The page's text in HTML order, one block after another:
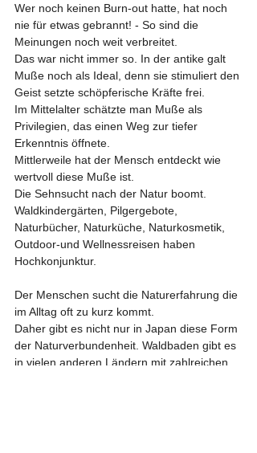
Wer noch keinen Burn-out hatte, hat noch
nie für etwas gebrannt! - So sind die
Meinungen noch weit verbreitet.
Das war nicht immer so. In der antike galt
Muße noch als Ideal, denn sie stimuliert den
Geist setzte schöpferische Kräfte frei.
Im Mittelalter schätzte man Muße als
Privilegien, das einen Weg zur tiefer
Erkenntnis öffnete.
Mittlerweile hat der Mensch entdeckt wie
wertvoll diese Muße ist.
Die Sehnsucht nach der Natur boomt.
Waldkindergärten, Pilgergebote,
Naturbücher, Naturküche, Naturkosmetik,
Outdoor-und Wellnessreisen haben
Hochkonjunktur.
Der Menschen sucht die Naturerfahrung die
im Alltag oft zu kurz kommt.
Daher gibt es nicht nur in Japan diese Form
der Naturverbundenheit. Waldbaden gibt es
in vielen anderen Ländern mit zahlreichen